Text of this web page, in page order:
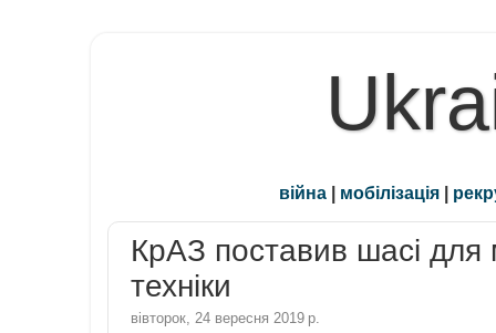
війна | мобілізація |
КрАЗ поставив шасі для
техніки
вівторок, 24 вересня 2019 р.